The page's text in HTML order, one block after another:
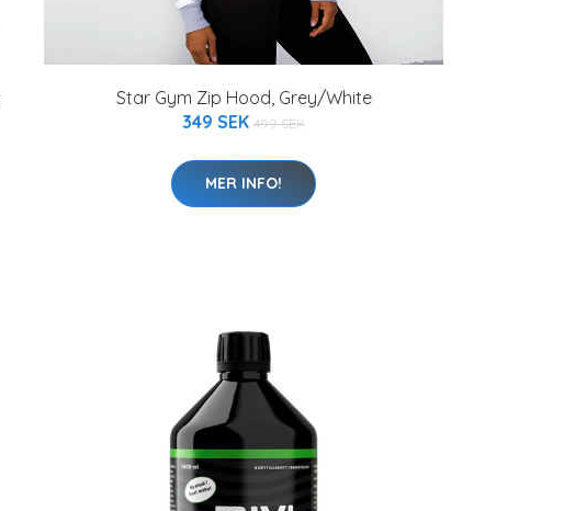
Star Gym Zip Hood, Grey/White
349 SEK 499 SEK
MER INFO!